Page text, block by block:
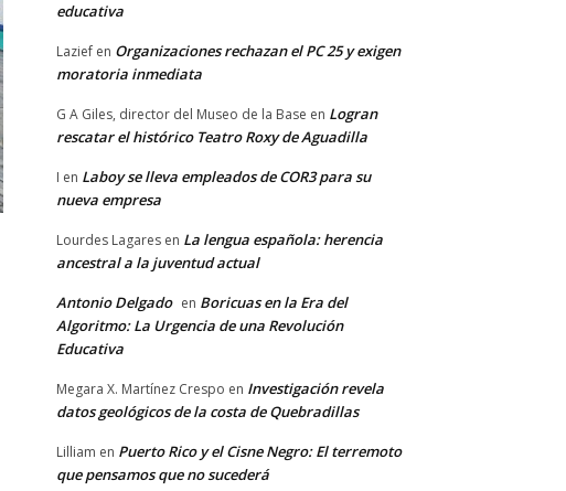
educativa
Lazief en Organizaciones rechazan el PC 25 y exigen
moratoria inmediata
G A Giles, director del Museo de la Base en Logran
rescatar el histórico Teatro Roxy de Aguadilla
I en Laboy se lleva empleados de COR3 para su
nueva empresa
Lourdes Lagares en La lengua española: herencia
ancestral a la juventud actual
Antonio Delgado en Boricuas en la Era del
Algoritmo: La Urgencia de una Revolución
Educativa
Megara X. Martínez Crespo en Investigación revela
datos geológicos de la costa de Quebradillas
Lilliam en Puerto Rico y el Cisne Negro: El terremoto
que pensamos que no sucederá